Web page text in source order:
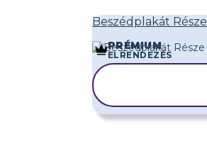
Beszédplakát Része
PRÉMIUM
ELRENDEZÉS